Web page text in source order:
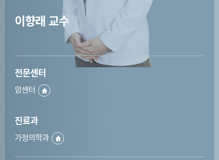
이향래 교수
전문센터
암센터
진료과
가정의학과